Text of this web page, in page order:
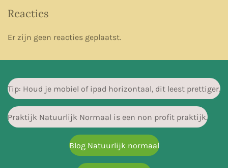
Reacties
Er zijn geen reacties geplaatst.
Tip: Houd je mobiel of ipad horizontaal, dit leest prettiger.
Praktijk Natuurlijk Normaal is een non profit praktijk.
Blog Natuurlijk normaal